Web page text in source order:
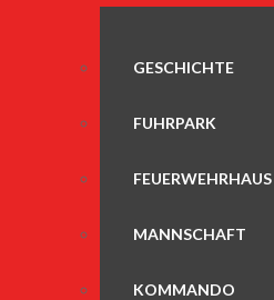
GESCHICHTE
FUHRPARK
FEUERWEHRHAUS
MANNSCHAFT
KOMMANDO